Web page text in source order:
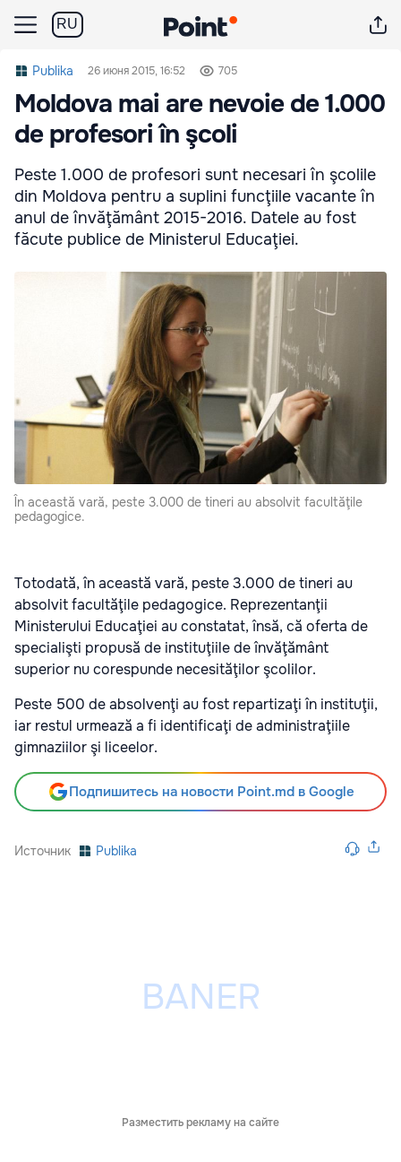
RU
Publika 26 июня 2015, 16:52 705
Moldova mai are nevoie de 1.000
de profesori în şcoli
Peste 1.000 de profesori sunt necesari în şcolile
din Moldova pentru a suplini funcţiile vacante în
anul de învăţământ 2015-2016. Datele au fost
făcute publice de Ministerul Educaţiei.
În această vară, peste 3.000 de tineri au absolvit facultăţile
pedagogice.
Totodată, în această vară, peste 3.000 de tineri au
absolvit facultăţile pedagogice. Reprezentanţii
Ministerului Educaţiei au constatat, însă, că oferta de
specialişti propusă de instituţiile de învăţământ
superior nu corespunde necesităţilor şcolilor.
Peste 500 de absolvenţi au fost repartizaţi în instituţii,
iar restul urmează a fi identificaţi de administraţiile
gimnaziilor şi liceelor.
Подпишитесь на новости Point.md в Google
Источник Publika
Разместить рекламу на сайте